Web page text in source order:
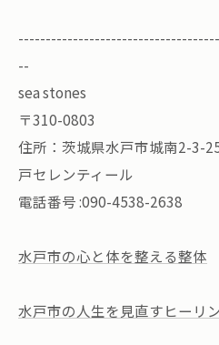
--
sea stones
〒310-0803
住所：茨城県水戸市城南2-3-
戸セレンティール
電話番号 :090-4538-2638
水戸市の心と体を整える整体
水戸市の人生を見直すヒーリ